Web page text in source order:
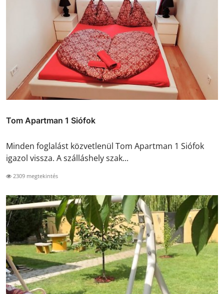
Tom Apartman 1 Siófok
Minden foglalást közvetlenül Tom Apartman 1 Siófok
igazol vissza. A szálláshely szak...
2309 megtekintés